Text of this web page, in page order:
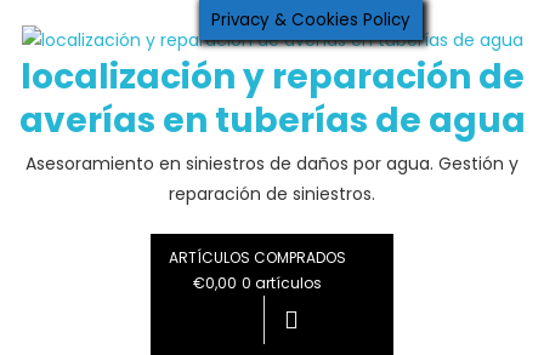
contenido
localización y reparación de
averías en tuberías de agua
Asesoramiento en siniestros de daños por agua. Gestión y
reparación de siniestros.
ARTÍCULOS COMPRADOS
€0,00 0 artículos
Privacy & Cookies Policy